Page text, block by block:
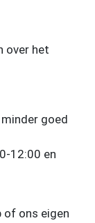
over het
goed
12:00 en
of ons eigen